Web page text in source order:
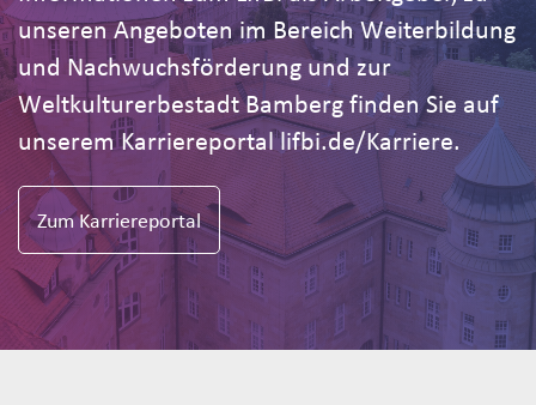
unseren Angeboten im Bereich Weiterbildung
und Nachwuchsförderung und zur
Weltkulturerbestadt Bamberg finden Sie auf
unserem Karriereportal lifbi.de/Karriere.
Zum Karriereportal